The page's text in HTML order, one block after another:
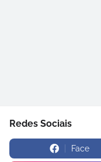
Redes Sociais
Face